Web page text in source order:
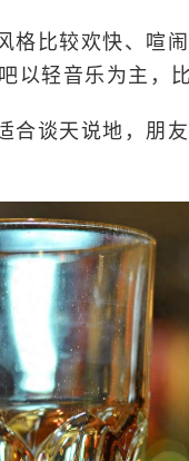
格比较欢快、喧
以轻音乐为主，
合谈天说地，朋